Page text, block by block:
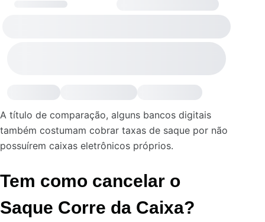
A título de comparação, alguns bancos digitais
também costumam cobrar taxas de saque por não
possuírem caixas eletrônicos próprios.
Tem como cancelar o
Saque Corre da Caixa?